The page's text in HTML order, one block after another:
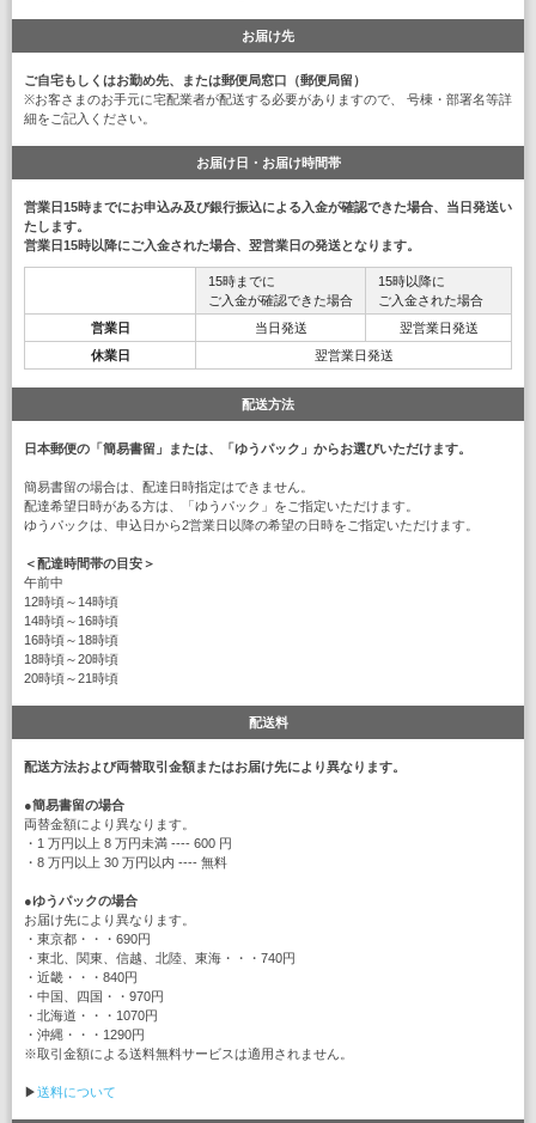
お届け先
ご自宅もしくはお勤め先、または郵便局窓口（郵便局留）
※お客さまのお手元に宅配業者が配送する必要がありますので、 号棟・部署名等詳
細をご記入ください。
お届け日・お届け時間帯
営業日15時までにお申込み及び銀行振込による入金が確認できた場合、当日発送い
たします。
営業日15時以降にご入金された場合、翌営業日の発送となります。
15時までに
ご入金が確認できた場合
15時以降に
ご入金された場合
営業日
当日発送
翌営業日発送
休業日
翌営業日発送
配送方法
日本郵便の「簡易書留」または、「ゆうパック」からお選びいただけます。
簡易書留の場合は、配達日時指定はできません。
配達希望日時がある方は、「ゆうパック」をご指定いただけます。
ゆうパックは、申込日から2営業日以降の希望の日時をご指定いただけます。
＜配達時間帯の目安＞
午前中
12時頃～14時頃
14時頃～16時頃
16時頃～18時頃
18時頃～20時頃
20時頃～21時頃
配送料
配送方法および両替取引金額またはお届け先により異なります。
●簡易書留の場合
両替金額により異なります。
・1 万円以上 8 万円未満 ---- 600 円
・8 万円以上 30 万円以内 ---- 無料
●ゆうパックの場合
お届け先により異なります。
・東京都・・・690円
・東北、関東、信越、北陸、東海・・・740円
・近畿・・・840円
・中国、四国・・970円
・北海道・・・1070円
・沖縄・・・1290円
※取引金額による送料無料サービスは適用されません。
▶送料について